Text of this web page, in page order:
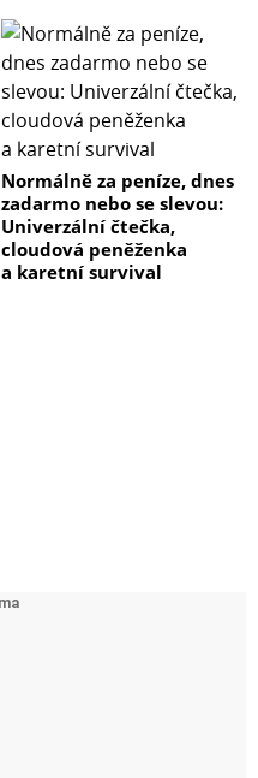
Normálně za peníze, dnes
zadarmo nebo se slevou:
Univerzální čtečka,
cloudová peněženka
a karetní survival